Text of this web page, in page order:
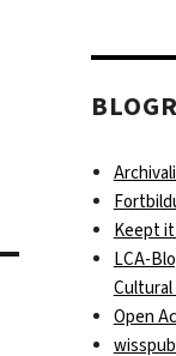
Keept it
LCA-
Open